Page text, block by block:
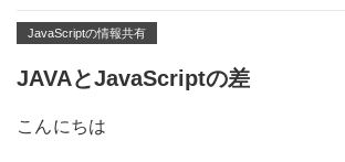
JavaScriptの情報共有
JAVAとJavaScriptの差
こんにちは